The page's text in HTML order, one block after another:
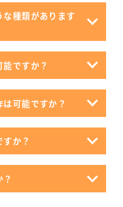
種類があります
ですか？
可能ですか？
か？